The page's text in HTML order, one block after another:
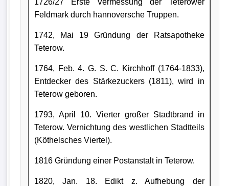
1726/27 Erste Vermessung der Teterower
Feldmark durch hannoversche Truppen.
1742, Mai 19 Gründung der Ratsapotheke
Teterow.
1764, Feb. 4. G. S. C. Kirchhoff (1764-1833),
Entdecker des Stärkezuckers (1811), wird in
Teterow geboren.
1793, April 10. Vierter großer Stadtbrand in
Teterow. Vernichtung des westlichen Stadtteils
(Köthelsches Viertel).
1816 Gründung einer Postanstalt in Teterow.
1820, Jan. 18. Edikt z. Aufhebung der